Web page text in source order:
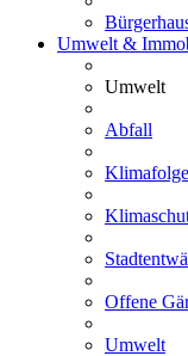
Umwelt &
Umwelt
Abfall
Offene
Umwelt